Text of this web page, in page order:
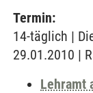
Termin:
14-täglich |
29.01.2010 |
Lehramt